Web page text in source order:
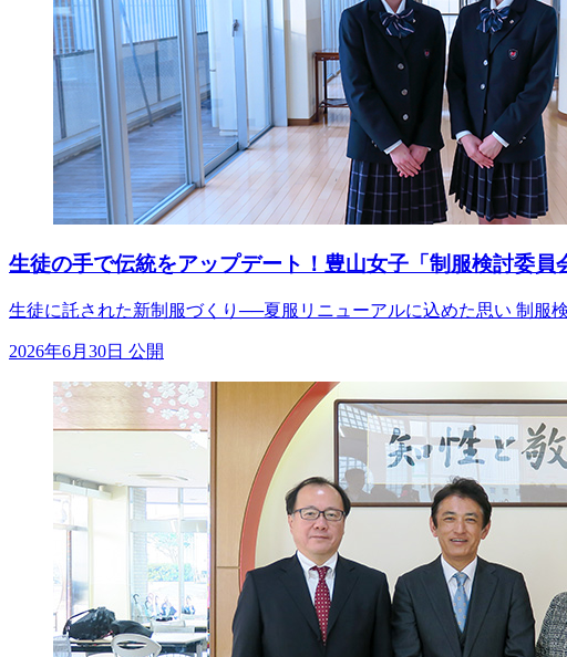
生徒の手で伝統をアップデート！豊山女子「制服検討委員
生徒に託された新制服づくり──夏服リニューアルに込めた思い 制
2026年6月30日 公開